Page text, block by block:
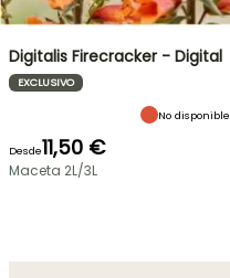
Digitalis Firecracker - Digital
EXCLUSIVO
No disponible
Desde11,50 €
Maceta 2L/3L